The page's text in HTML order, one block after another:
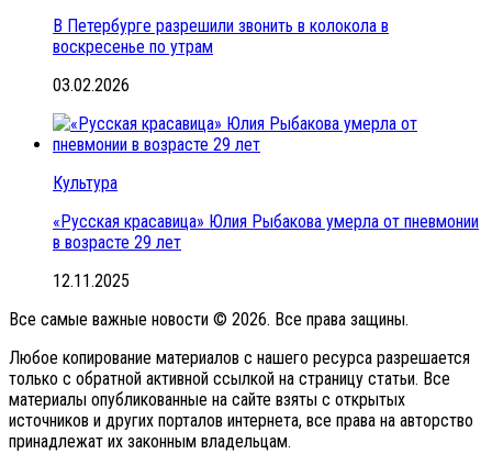
В Петербурге разрешили звонить в колокола в
воскресенье по утрам
03.02.2026
Культура
«Русская красавица» Юлия Рыбакова умерла от пневмонии
в возрасте 29 лет
12.11.2025
Все самые важные новости © 2026. Все права защины.
Любое копирование материалов с нашего ресурса разрешается
только с обратной активной ссылкой на страницу статьи. Все
материалы опубликованные на сайте взяты с открытых
источников и других порталов интернета, все права на авторство
принадлежат их законным владельцам.